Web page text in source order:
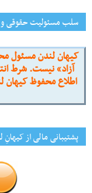
سلب مسئولیت حقوقی و
کیهان لندن مسئول
آزاد» نیست. شرط
اطلاع محفوظ
پشتیبانی مالی از کیهانِ